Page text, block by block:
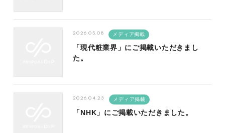
「現代粧業界」にご掲載いただきまし
た。
2026.05.08 メディア掲載
「NHK」にご掲載いただきました。
2026.04.23 メディア掲載